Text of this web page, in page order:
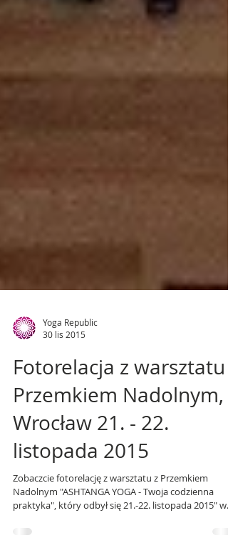
Yoga Republic
30 lis 2015
Fotorelacja z warsztatu z
Przemkiem Nadolnym,
Wrocław 21. - 22.
listopada 2015
Nadolnym "ASHTANGA YOGA - Twoja codzienna